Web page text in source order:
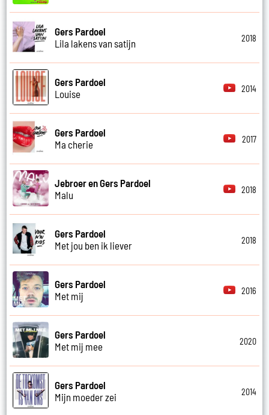
Gers Pardoel
Lila lakens van satijn
2018
Gers Pardoel
Louise
2014
Gers Pardoel
Ma cherie
2017
Jebroer en Gers Pardoel
Malu
2018
Gers Pardoel
Met jou ben ik liever
2018
Gers Pardoel
Met mij
2016
Gers Pardoel
Met mij mee
2020
Gers Pardoel
Mijn moeder zei
2014